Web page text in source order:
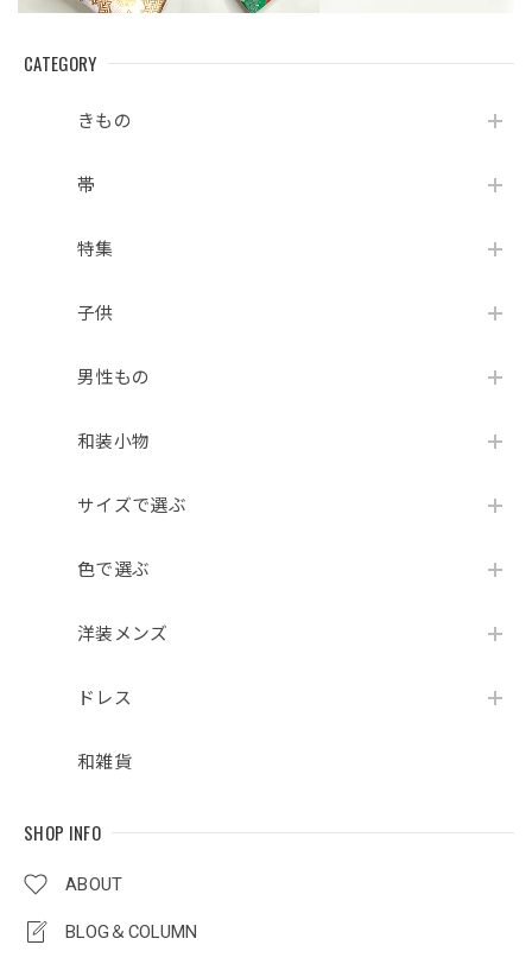
CATEGORY
きもの
帯
特集
子供
男性もの
和装小物
サイズで選ぶ
色で選ぶ
洋装メンズ
ドレス
和雑貨
SHOP INFO
ABOUT
BLOG＆COLUMN